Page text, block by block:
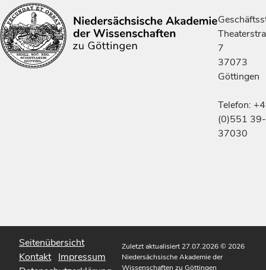
7
37073
Göttingen
Telefon:
(0)551 39-
37030
Seitenübersicht
Kontakt Impressum
Zuletzt aktualisiert 27.07.2026© 2026
Niedersächsische Akademie der
Wissenschaften zu Göttingen